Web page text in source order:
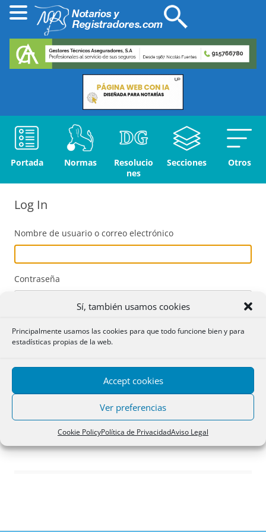
Sí, también usamos cookies
Principalmente usamos las cookies para que todo funcione bien y para
estadísticas propias de la web.
Accept cookies
Ver preferencias
Cookie PolicyPolítica de PrivacidadAviso Legal
Portada Normas
Resolucio
nes
Secciones Otros
Log In
Nombre de usuario o correo electrónico
Contraseña
Acceder
Registro
¿Has olvidado tu contraseña?